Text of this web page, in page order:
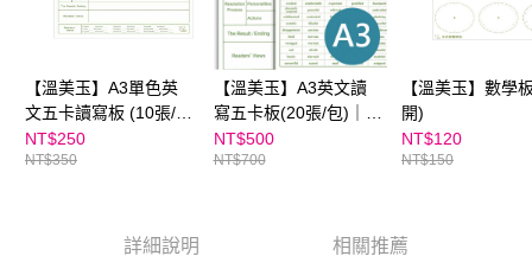
３．未成年的使用者請事先徵得法定代理人或監護人之同意方可使用
「AFTEE先享後付」，若未經同意申辦者引起之損失，本公司不負相關責
４．使用「AFTEE先享後付」時，將依據個別帳號之用戶狀況，依本公司即
時審查核予不同之上限額度；若仍有額度不足之情形，本公司將視審查結果
請求用戶進行身份認證。
５．嚴禁一人註冊多個帳號或使用他人資訊註冊。若發現惡意使用之情形，
恩沛科技股份有限公司將有權停止該用戶之使用額度並採取法律行動。
【溫美玉】A3單色英
文五卡讀寫板 (10張/
包)
NT$250
NT$350
【溫美玉】A3英文讀
寫五卡板(20張/包)｜學
英文不死背↘
NT$500
NT$700
【溫美玉】數學
開)
NT$120
NT$150
詳細說明 相關推薦